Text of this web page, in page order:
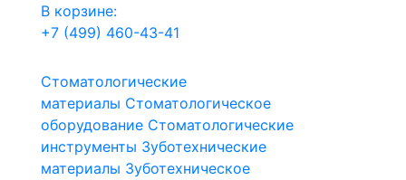
В корзине:
+7 (499) 460-43-41
Стоматологические
материалы Стоматологическое
оборудование Стоматологические
инструменты Зуботехнические
материалы Зуботехническое